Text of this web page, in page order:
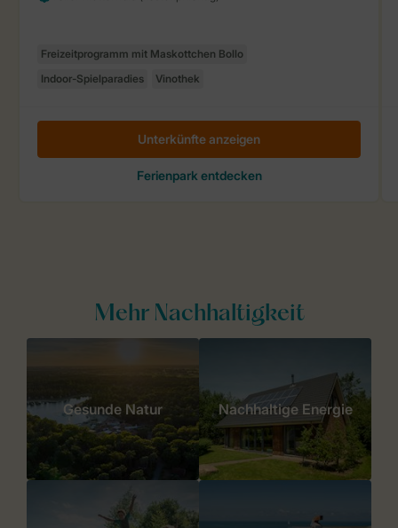
Mehr Nachhaltigkeit
Gesunde Natur Nachhaltige Energie